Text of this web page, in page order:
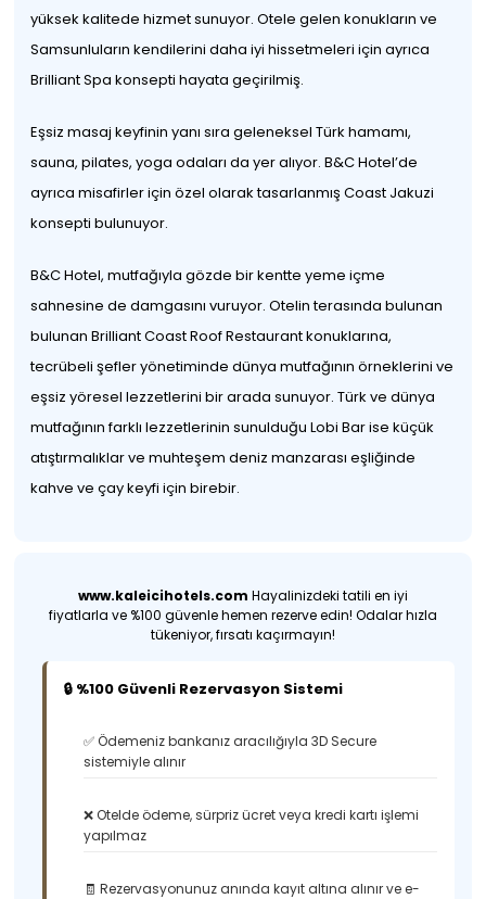
yüksek kalitede hizmet sunuyor. Otele gelen konukların ve
Samsunluların kendilerini daha iyi hissetmeleri için ayrıca
Brilliant Spa konsepti hayata geçirilmiş.
Eşsiz masaj keyfinin yanı sıra geleneksel Türk hamamı,
sauna, pilates, yoga odaları da yer alıyor. B&C Hotel’de
ayrıca misafirler için özel olarak tasarlanmış Coast Jakuzi
konsepti bulunuyor.
B&C Hotel, mutfağıyla gözde bir kentte yeme içme
sahnesine de damgasını vuruyor. Otelin terasında bulunan
bulunan Brilliant Coast Roof Restaurant konuklarına,
tecrübeli şefler yönetiminde dünya mutfağının örneklerini ve
eşsiz yöresel lezzetlerini bir arada sunuyor. Türk ve dünya
mutfağının farklı lezzetlerinin sunulduğu Lobi Bar ise küçük
atıştırmalıklar ve muhteşem deniz manzarası eşliğinde
kahve ve çay keyfi için birebir.
www.kaleicihotels.com Hayalinizdeki tatili en iyi
fiyatlarla ve %100 güvenle hemen rezerve edin! Odalar hızla
tükeniyor, fırsatı kaçırmayın!
🔒 %100 Güvenli Rezervasyon Sistemi
✅ Ödemeniz bankanız aracılığıyla 3D Secure
sistemiyle alınır
❌ Otelde ödeme, sürpriz ücret veya kredi kartı işlemi
yapılmaz
🧾 Rezervasyonunuz anında kayıt altına alınır ve e-